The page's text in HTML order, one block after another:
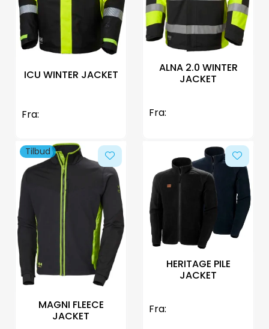
ICU WINTER JACKET
Fra:
ALNA 2.0 WINTER
JACKET
Fra:
Tilbud
MAGNI FLEECE
JACKET
HERITAGE PILE
JACKET
Fra: